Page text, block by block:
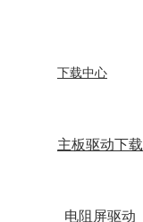
下载中心
主板驱动下载
电阻屏驱动